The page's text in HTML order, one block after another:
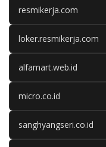
resmikerja.com
loker.resmikerja.com
alfamart.web.id
micro.co.id
sanghyangseri.co.id